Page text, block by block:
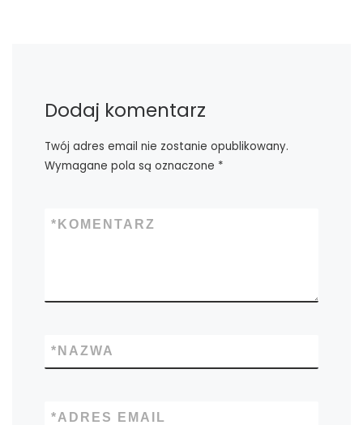
Dodaj komentarz
Twój adres email nie zostanie opublikowany.
Wymagane pola są oznaczone *
KOMENTARZ
*
NAZWA
*
ADRES EMAIL
*